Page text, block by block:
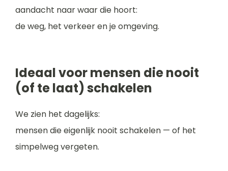
aandacht naar waar die hoort:
de weg, het verkeer en je omgeving.
Ideaal voor mensen die nooit
(of te laat) schakelen
We zien het dagelijks:
mensen die eigenlijk nooit schakelen — of het
simpelweg vergeten.